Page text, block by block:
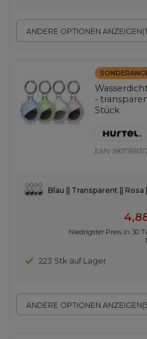
ANDERE OPTIONEN ANZEIGEN(1
-
Stück
EAN:
ANDERE OPTIONEN ANZEIGEN(
Blau || Transparent || Rosa
Niedrigster Preis in 30
223 Stk auf Lager